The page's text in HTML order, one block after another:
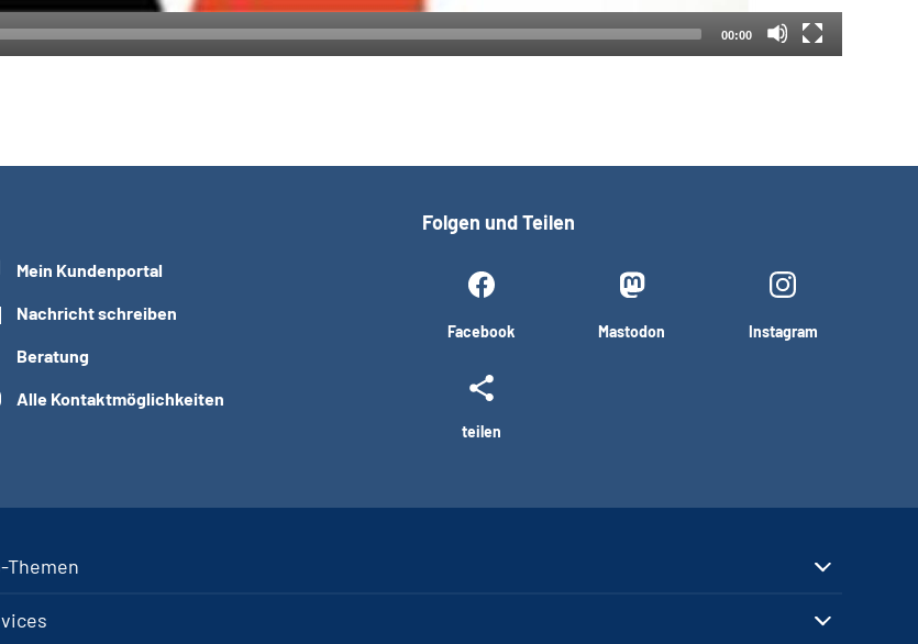
00:00
Mein Kundenportal
Nachricht schreiben
Beratung
Alle Kontaktmöglichkeiten
Folgen und Teilen
Facebook Mastodon Instagram
teilen
Themen